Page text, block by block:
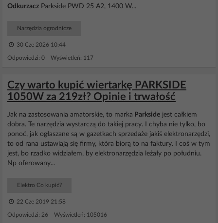
Odkurzacz Parkside PWD 25 A2, 1400 W...
Narzędzia ogrodnicze
30 Cze 2026 10:44
Odpowiedzi: 0 Wyświetleń: 117
Czy warto kupić wiertarkę PARKSIDE
1050W za 219zł? Opinie i trwałość
Jak na zastosowania amatorskie, to marka Parkside jest całkiem
dobra. Te narzędzia wystarczą do takiej pracy. I chyba nie tylko, bo
ponoć, jak ogłaszane są w gazetkach sprzedaże jakiś elektronarzędzi,
to od rana ustawiają się firmy, która biorą to na faktury. I coś w tym
jest, bo rzadko widziałem, by elektronarzędzia leżały po południu.
Np oferowany...
Elektro Co kupić?
22 Cze 2019 21:58
Odpowiedzi: 26 Wyświetleń: 105016